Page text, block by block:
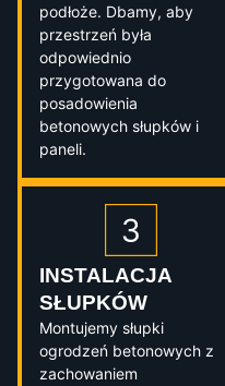
podłoże. Dbamy, aby
przestrzeń była
odpowiednio
przygotowana do
posadowienia
betonowych słupków i
paneli.
INSTALACJA
SŁUPKÓW
Montujemy słupki
ogrodzeń betonowych z
zachowaniem